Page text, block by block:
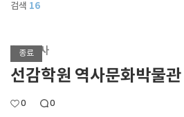
검색 16
종료
협력행사
선감학원 역사문화박물관
0 0